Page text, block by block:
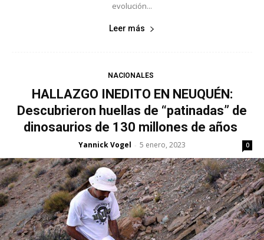
evolución...
Leer más
NACIONALES
HALLAZGO INEDITO EN NEUQUÉN:
Descubrieron huellas de “patinadas” de
dinosaurios de 130 millones de años
Yannick Vogel - 5 enero, 2023 0